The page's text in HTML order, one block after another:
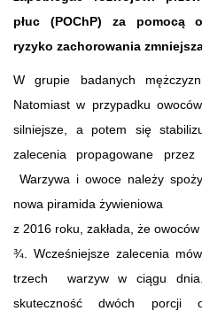
płuc (POChP) za pomocą
ryzyko zachorowania
W grupie badanych mężczyzn
Natomiast w przypadku
silniejsze, a potem się
zalecenia propagowane
Warzywa i owoce należy
nowa piramida żywieniowa
z 2016 roku, zakłada, że
¾. Wcześniejsze zalecenia
trzech warzyw w ciągu dnia.
skuteczność dwóch porcji